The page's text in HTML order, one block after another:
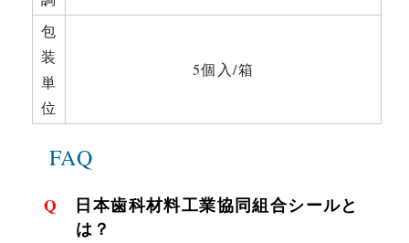
包
装
単
位
5個入/箱
FAQ
Q 日本歯科材料工業協同組合シールと
は？